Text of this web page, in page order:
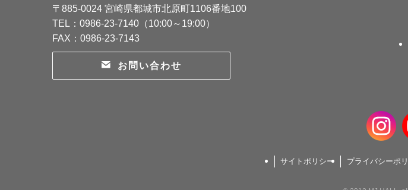
〒885-0024 宮崎県都城市北原町1106番地100
TEL：0986-23-7140（10:00～19:00）
FAX：0986-23-7143
お問い合わせ
サイトポリシー プライバシーポ